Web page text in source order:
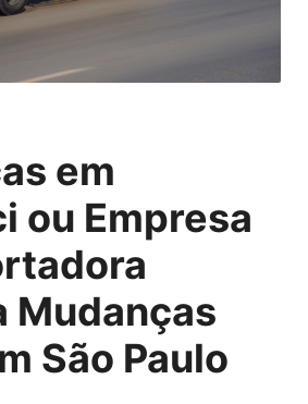
em
ou Empresa
Mudanças
São Paulo